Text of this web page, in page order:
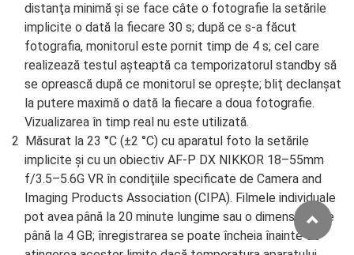
distanţa minimă şi se face câte o fotografie la setările
implicite o dată la fiecare 30 s; după ce s-a făcut
fotografia, monitorul este pornit timp de 4 s; cel care
realizează testul aşteaptă ca temporizatorul standby să
se oprească după ce monitorul se opreşte; bliţ declanşat
la putere maximă o dată la fiecare a doua fotografie.
Vizualizarea în timp real nu este utilizată.
Măsurat la 23 °C (±2 °C) cu aparatul foto la setările
implicite şi cu un obiectiv AF-P DX NIKKOR 18–55mm
f/3.5–5.6G VR în condiţiile specificate de Camera and
Imaging Products Association (CIPA). Filmele individuale
pot avea până la 20 minute lungime sau o dimensiune de
până la 4 GB; înregistrarea se poate încheia înainte de